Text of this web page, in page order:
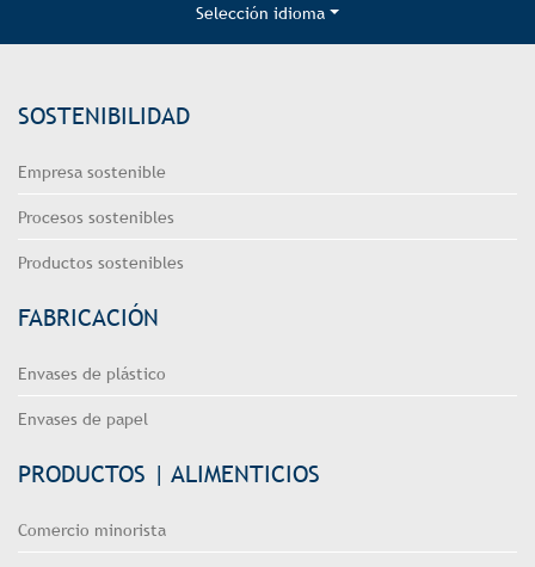
Selección idioma
SOSTENIBILIDAD
Empresa sostenible
Procesos sostenibles
Productos sostenibles
FABRICACIÓN
Envases de plástico
Envases de papel
PRODUCTOS | ALIMENTICIOS
Comercio minorista